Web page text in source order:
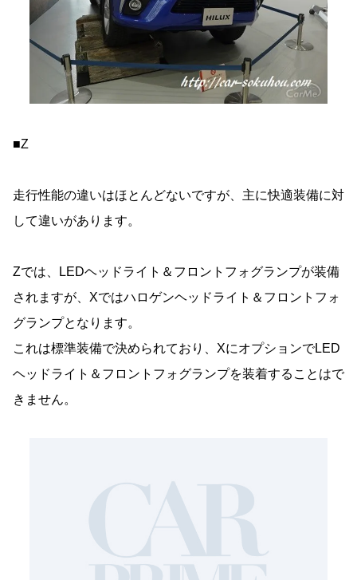
■Z
走行性能の違いはほとんどないですが、主に快適装備に対
して違いがあります。
Zでは、LEDヘッドライト＆フロントフォグランプが装備
されますが、Xではハロゲンヘッドライト＆フロントフォ
グランプとなります。
これは標準装備で決められており、XにオプションでLED
ヘッドライト＆フロントフォグランプを装着することはで
きません。